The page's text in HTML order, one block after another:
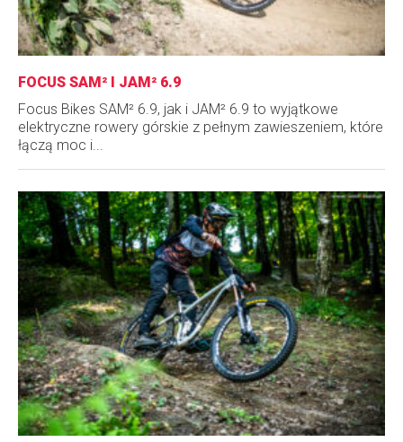
FOCUS SAM² I JAM² 6.9
Focus Bikes SAM² 6.9, jak i JAM² 6.9 to wyjątkowe
elektryczne rowery górskie z pełnym zawieszeniem, które
łączą moc i...